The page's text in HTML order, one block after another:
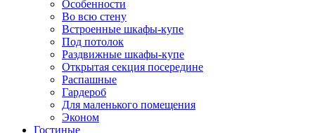
Особенности
Во всю стену
Встроенные шкафы-купе
Под потолок
Раздвижные шкафы-купе
Открытая секция посередине
Распашные
Гардероб
Для маленького помещения
Эконом
Гостиные